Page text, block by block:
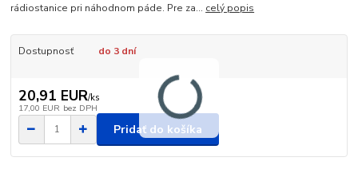
rádiostanice pri náhodnom páde. Pre za... celý popis
Dostupnosť do 3 dní
20,91 EUR/ks
17,00 EUR bez DPH
Pridať do košíka